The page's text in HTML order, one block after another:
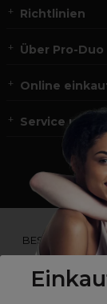
Richtlinien
Über Pro-Duo
Online
Service und
BESUCHE